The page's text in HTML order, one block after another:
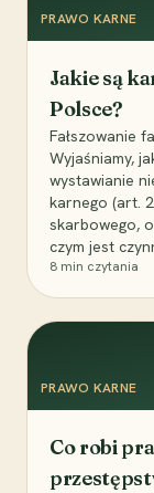
PRAWO KARNE
Jakie są
Polsce?
Fałszowanie
Wyjaśniamy,
wystawianie
karnego (art.
skarbowego,
czym jest
8 min czytania
PRAWO KARNE
Co robi